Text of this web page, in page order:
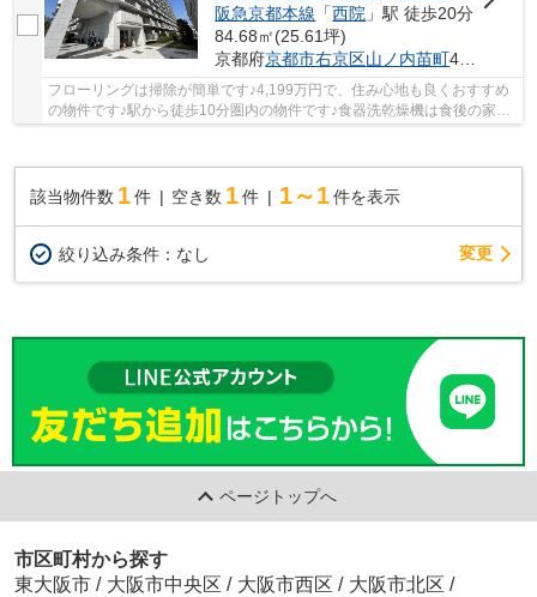
阪急京都本線 「西院 」駅 徒歩20分
84.68㎡(25.61坪)
京都府京都市右京区山ノ内苗町40-1
フローリングは掃除が簡単です♪4,199万円で、住み心地も良くおすすめ
の物件です♪駅から徒歩10分圏内の物件です♪食器洗乾燥機は食後の家事
該当物件数 1件 空き数 1 件 1～1 件を表示
絞り込み条件： なし 変更
ページトップへ
市区町村から探す
東大阪市 / 大阪市中央区 / 大阪市西区 / 大阪市北区 /